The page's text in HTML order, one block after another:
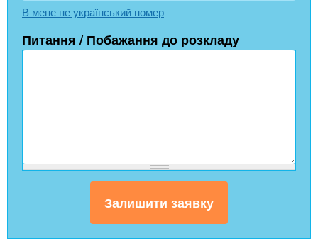
В мене не український номер
Питання / Побажання до розкладу